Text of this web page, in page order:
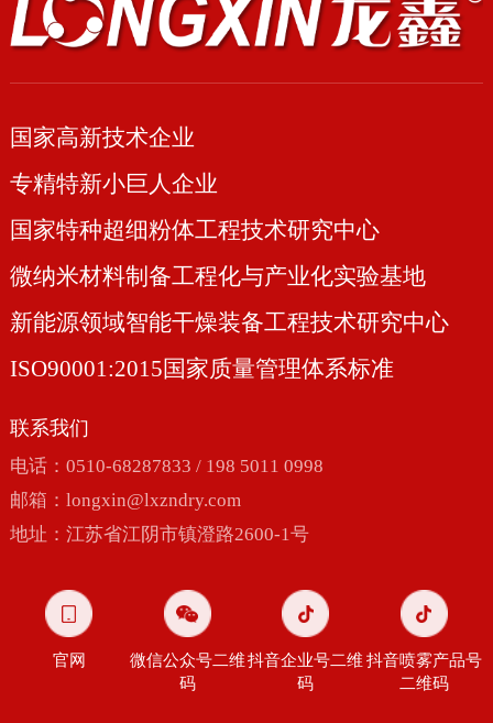
国家高新技术企业
专精特新小巨人企业
国家特种超细粉体工程技术研究中心
微纳米材料制备工程化与产业化实验基地
新能源领域智能干燥装备工程技术研究中心
ISO90001:2015国家质量管理体系标准
联系我们
电话：0510-68287833 / 198 5011 0998
邮箱： longxin@lxzndry.com
地址：江苏省江阴市镇澄路2600-1号
官网
微信公众号二维
码
抖音企业号二维
码
抖音喷雾产品号
二维码